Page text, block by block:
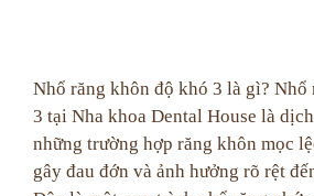
Nhổ răng khôn độ khó 3 là gì? Nhổ
3 tại Nha khoa Dental House là
những trường hợp răng khôn mọc
gây đau đớn và ảnh hưởng rõ rệt